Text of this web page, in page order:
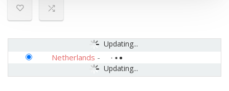
Updating...
Updating...
Netherlands -